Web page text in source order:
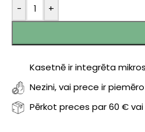
- +
Kasetnē ir integrēta
Nezini, vai prece ir
Pērkot preces par 60 €